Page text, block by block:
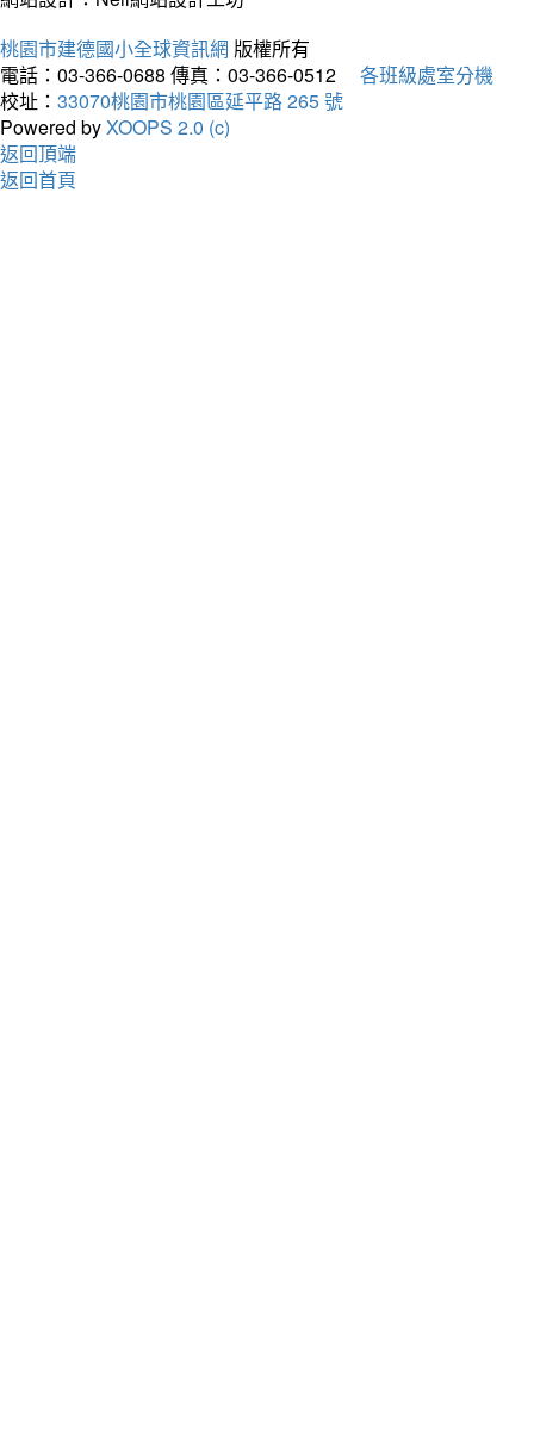
桃園市建德國小全球資訊網 版權所有
電話：03-366-0688 傳真：03-366-0512
各班級處室分機
校址： 33070桃園市桃園區延平路 265 號
Powered byXOOPS 2.0 (c)
返回頂端
返回首頁